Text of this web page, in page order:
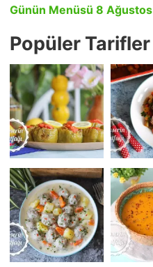
Günün Menüsü 8 Ağustos
Popüler Tarifler